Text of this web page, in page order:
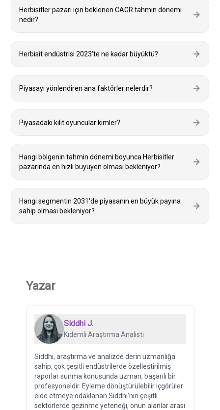
Herbisitler pazarı için beklenen CAGR tahmin dönemi
nedir?
Herbisit endüstrisi 2023'te ne kadar büyüktü?
Piyasayı yönlendiren ana faktörler nelerdir?
Piyasadaki kilit oyuncular kimler?
Hangi bölgenin tahmin dönemi boyunca Herbisitler
pazarında en hızlı büyüyen olması bekleniyor?
Hangi segmentin 2031'de piyasanın en büyük payına
sahip olması bekleniyor?
Yazar
Siddhi J.
Kıdemli Araştırma Analisti
Siddhi, araştırma ve analizde derin uzmanlığa
sahip, çok çeşitli endüstrilerde özelleştirilmiş
raporlar sunma konusunda uzman, başarılı bir
profesyoneldir. Eyleme dönüştürülebilir içgörüler
elde etmeye odaklanan Siddhi'nin çeşitli
sektörlerde gezinme yeteneği, onun alanlar arası